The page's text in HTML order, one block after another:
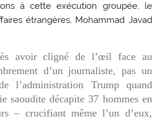
à cette exécution groupée, le
étrangères, Mohammad Javad
avoir cligné de l’œil face au
d’un journaliste, pas un
l’administration Trump quand
saoudite décapite 37 hommes en
– crucifiant même l’un d’eux,